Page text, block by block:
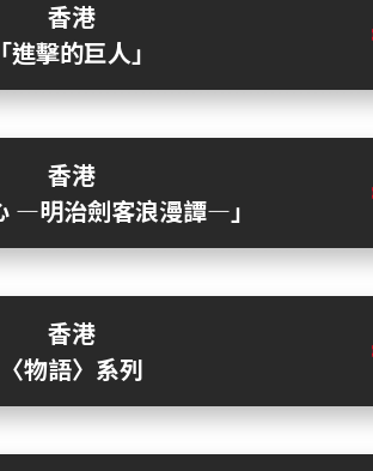
香港
進擊的巨人」
香港
―明治劍客浪漫譚―」
香港
〈物語〉系列